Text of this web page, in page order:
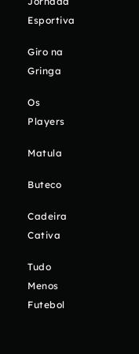
Esportiva
Giro na
Gringa
Os
Players
Matula
Buteco
Cadeira
Cativa
Tudo
Menos
Futebol